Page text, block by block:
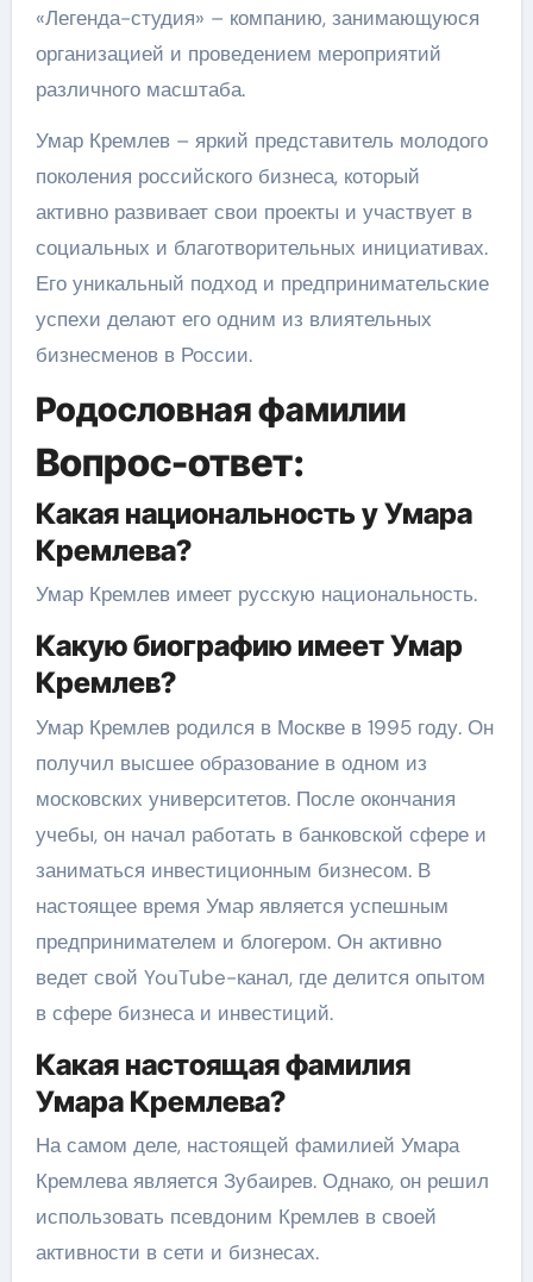
«Легенда-студия» – компанию, занимающуюся
организацией и проведением мероприятий
различного масштаба.
Умар Кремлев – яркий представитель молодого
поколения российского бизнеса, который
активно развивает свои проекты и участвует в
социальных и благотворительных инициативах.
Его уникальный подход и предпринимательские
успехи делают его одним из влиятельных
бизнесменов в России.
Родословная фамилии
Вопрос-ответ:
Какая национальность у Умара
Кремлева?
Умар Кремлев имеет русскую национальность.
Какую биографию имеет Умар
Кремлев?
Умар Кремлев родился в Москве в 1995 году. Он
получил высшее образование в одном из
московских университетов. После окончания
учебы, он начал работать в банковской сфере и
заниматься инвестиционным бизнесом. В
настоящее время Умар является успешным
предпринимателем и блогером. Он активно
ведет свой YouTube-канал, где делится опытом
в сфере бизнеса и инвестиций.
Какая настоящая фамилия
Умара Кремлева?
На самом деле, настоящей фамилией Умара
Кремлева является Зубаирев. Однако, он решил
использовать псевдоним Кремлев в своей
активности в сети и бизнесах.